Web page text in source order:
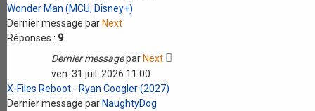
Wonder Man (MCU, Disney+)
Dernier message parNext
Réponses : 9
Dernier messageparNext
ven. 31 juil. 2026 11:00
X-Files Reboot - Ryan Coogler (2027)
Dernier message parNaughtyDog